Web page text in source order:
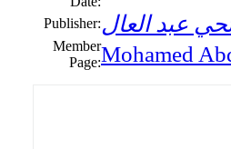
Publisher:عبد العال
Member
Page:Mohamed